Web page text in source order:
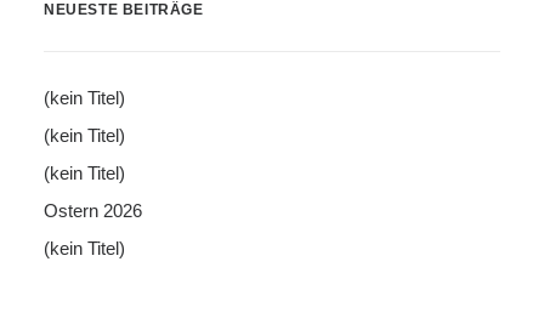
NEUESTE BEITRÄGE
(kein Titel)
(kein Titel)
(kein Titel)
Ostern 2026
(kein Titel)